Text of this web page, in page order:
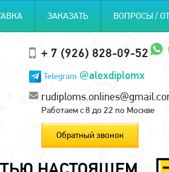
ЗАКАЗАТЬ ВОПРОСЫ /
+ 7 (926) 828-09-52
Telegram @alexdiplomx
Работаем с 8 до 22 по Москве
Обратный звонок